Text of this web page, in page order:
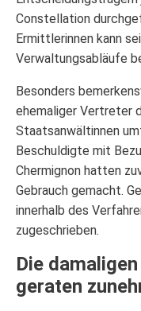
Constellation
Ermittlerinnen kann
Verwaltungsabläufe
Besonders
ehemaliger Vertreter
Staatsanwältinnen
Beschuldigte mit
Chermignon hatten
Gebrauch gemacht.
innerhalb des
zugeschrieben.
Die
geraten